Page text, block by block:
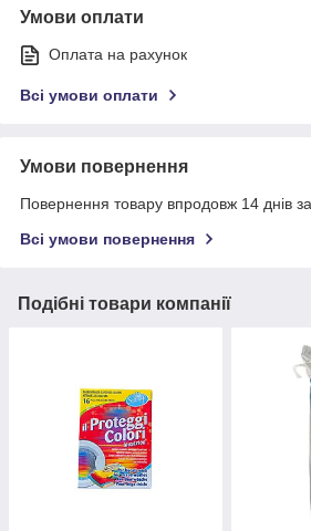
Умови оплати
Оплата на рахунок
Всі умови оплати
Умови повернення
Повернення товару впродовж 14 днів
Всі умови повернення
Подібні товари компанії